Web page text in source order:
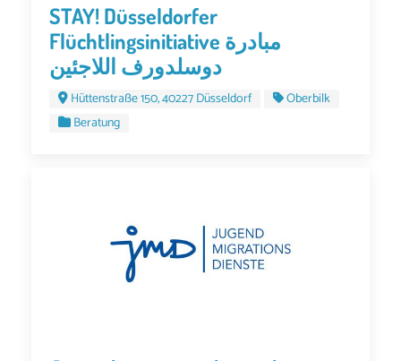
STAY! Düsseldorfer
Flüchtlingsinitiative مبادرة
دوسلدورف اللاجئين
Hüttenstraße 150, 40227 Düsseldorf
Oberbilk
Beratung